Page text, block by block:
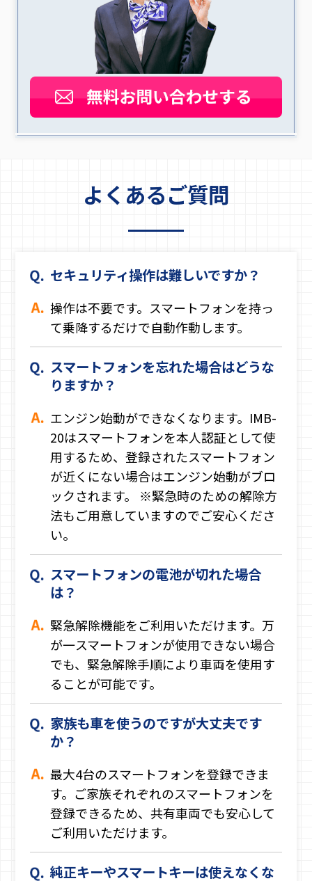
よくあるご質問
セキュリティ操作は難しいですか？
操作は不要です。スマートフォンを持っ
て乗降するだけで自動作動します。
スマートフォンを忘れた場合はどうな
りますか？
エンジン始動ができなくなります。IMB-
20はスマートフォンを本人認証として使
用するため、登録されたスマートフォン
が近くにない場合はエンジン始動がブロ
ックされます。 ※緊急時のための解除方
法もご用意していますのでご安心くださ
い。
スマートフォンの電池が切れた場合
は？
緊急解除機能をご利用いただけます。万
が一スマートフォンが使用できない場合
でも、緊急解除手順により車両を使用す
ることが可能です。
家族も車を使うのですが大丈夫です
か？
最大4台のスマートフォンを登録できま
す。ご家族それぞれのスマートフォンを
登録できるため、共有車両でも安心して
ご利用いただけます。
純正キーやスマートキーは使えなくな